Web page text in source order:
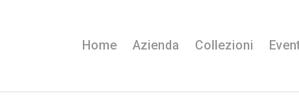
Home Azienda Collezioni